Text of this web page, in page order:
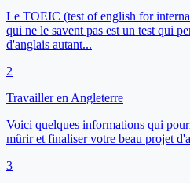
Le TOEIC (test of english for
qui ne le savent pas est un test qui
d'anglais autant...
2
Travailler en Angleterre
Voici quelques informations qui
mûrir et finaliser votre beau projet
3